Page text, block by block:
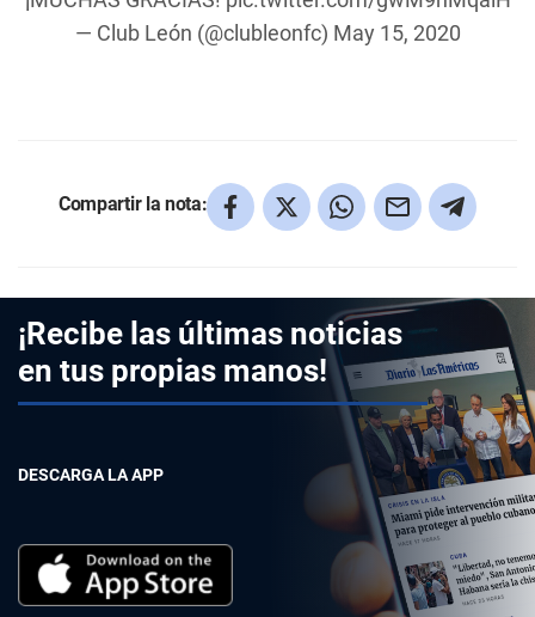
— Club León (@clubleonfc) May 15, 2020
Compartir la nota:
¡Recibe las últimas noticias
en tus propias manos!
DESCARGA LA APP